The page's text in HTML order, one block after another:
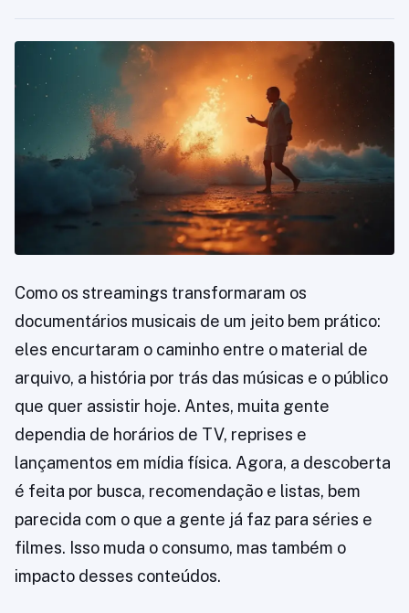
Como os streamings transformaram os
documentários musicais de um jeito bem prático:
eles encurtaram o caminho entre o material de
arquivo, a história por trás das músicas e o público
que quer assistir hoje. Antes, muita gente
dependia de horários de TV, reprises e
lançamentos em mídia física. Agora, a descoberta
é feita por busca, recomendação e listas, bem
parecida com o que a gente já faz para séries e
filmes. Isso muda o consumo, mas também o
impacto desses conteúdos.